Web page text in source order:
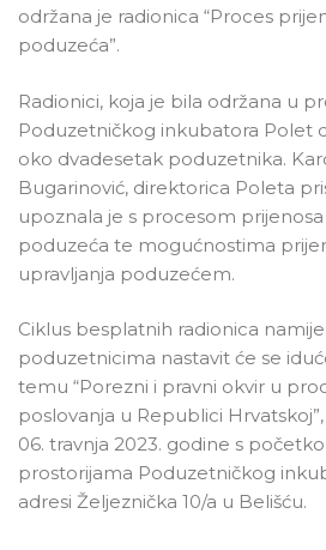
održana je radionica “Proces
poduzeća”.
Radionici, koja je bila održana u
Poduzetničkog inkubatora Polet
oko dvadesetak poduzetnika.
Bugarinović, direktorica Poleta
upoznala je s procesom
poduzeća te mogućnostima
upravljanja poduzećem.
Ciklus besplatnih radionica
poduzetnicima nastavit će se
temu “Porezni i pravni okvir u
poslovanja u Republici
06. travnja 2023. godine s
prostorijama Poduzetničkog
adresi Željeznička 10/a u Belišću.